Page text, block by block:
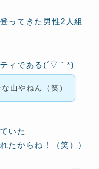
ってきた男性2人組
ィである(´▽｀*)
山やねん（笑）
いた
たからね！（笑））